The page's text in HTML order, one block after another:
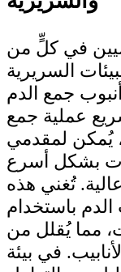
في كلٍّ من
السريرية
جمع الدم
عملية جمع
يُمكن لمقدمي
بشكل أسرع
تُغني هذه
باستخدام
مما يُقلل من
في بيئة